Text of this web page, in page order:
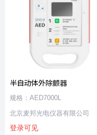
半自动体外除颤器
规格：AED7000L
北京麦邦光电仪器有限公司
登录可见